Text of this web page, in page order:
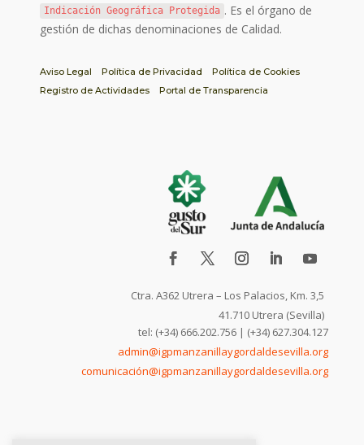
Indicación Geográfica Protegida . Es el órgano de
gestión de dichas denominaciones de Calidad.
Aviso Legal Política de Privacidad
Política de Cookies
Registro de Actividades
Portal de Transparencia
Ctra. A362 Utrera – Los Palacios, Km. 3,5
41.710 Utrera (Sevilla)
tel: (+34) 666.202.756 | (+34) 627.304.127
admin@igpmanzanillaygordaldesevilla.org
comunicación@igpmanzanillaygordaldesevilla.org